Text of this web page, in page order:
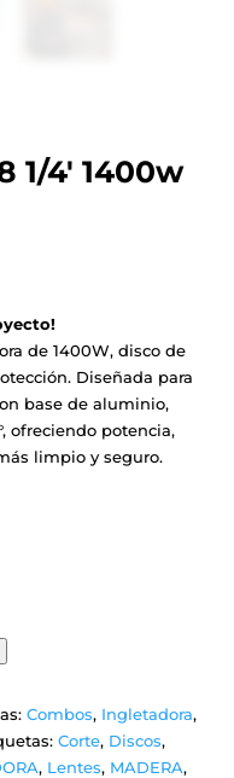
4′ 1400w
de 1400W, disco de
Diseñada para
base de aluminio,
ofreciendo potencia,
limpio y seguro.
Combos, Ingletadora,
Corte, Discos,
, Lentes, MADERA,